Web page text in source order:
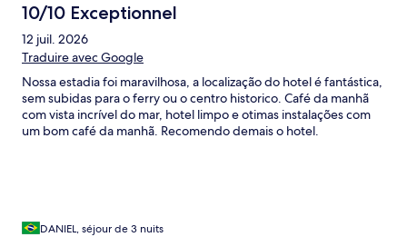
10/10 Exceptionnel
12 juil. 2026
Traduire avec Google
Nossa estadia foi maravilhosa, a localização do hotel é fantástica,
sem subidas para o ferry ou o centro historico. Café da manhã
com vista incrível do mar, hotel limpo e otimas instalações com
um bom café da manhã. Recomendo demais o hotel.
DANIEL, séjour de 3 nuits